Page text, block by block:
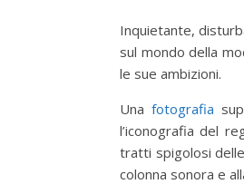
Inquietante,
sul mondo della
le sue ambizioni.
Unafotografia
l’iconografia del
tratti spigolosi
colonna sonora e